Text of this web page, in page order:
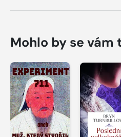
Mohlo by se vám